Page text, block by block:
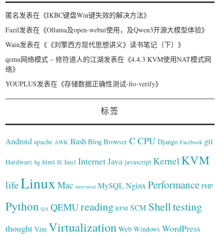
匿名发表在《IKBC键盘Win键失效的解决方法》
Fazil发表在《Ollama及open-webui使用，及Qwen3开源大模型体验》
Wain发表在《 《刘擎西方现代思想讲义》读书笔记（下）》
qemu网络模式 – 修符道人的江湖发表在《4.4.3 KVM使用NAT模式网
络》
YOUPLUS发表在《存储数据正确性测试-fio-verify》
标签
Android apache AWK Bash Blog Browser C CPU Django Facebook git
Hardware hg html IE Intel InternetJava javascript Kernel KVM
lifeLinux Mac mercurial MySQLNginx Performance PHP
Python QA QEMUreading RPM SCM Shelltesting
thought Vim Virtualization Web Windows WordPress